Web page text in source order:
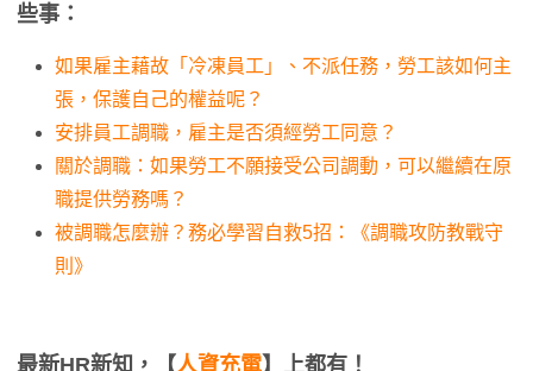
些事：
如果雇主藉故「冷凍員工」、不派任務，勞工該如何主
張，保護自己的權益呢？
安排員工調職，雇主是否須經勞工同意？
關於調職：如果勞工不願接受公司調動，可以繼續在原
職提供勞務嗎？
被調職怎麼辦？務必學習自救5招：《調職攻防教戰守
則》
最新HR新知，【人資充電】上都有！